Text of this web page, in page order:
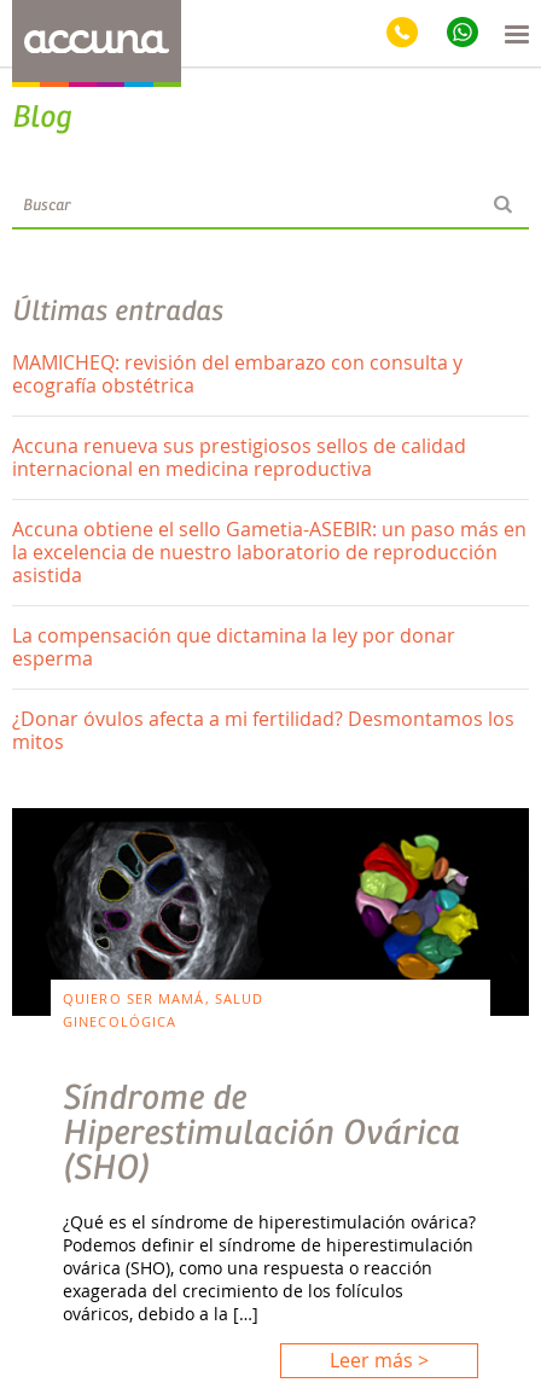
Blog
Últimas entradas
MAMICHEQ: revisión del embarazo con consulta y
ecografía obstétrica
Accuna renueva sus prestigiosos sellos de calidad
internacional en medicina reproductiva
Accuna obtiene el sello Gametia-ASEBIR: un paso más en
la excelencia de nuestro laboratorio de reproducción
asistida
La compensación que dictamina la ley por donar
esperma
¿Donar óvulos afecta a mi fertilidad? Desmontamos los
mitos
QUIERO SER MAMÁ, SALUD
GINECOLÓGICA
Síndrome de
Hiperestimulación Ovárica
(SHO)
¿Qué es el síndrome de hiperestimulación ovárica?
Podemos definir el síndrome de hiperestimulación
ovárica (SHO), como una respuesta o reacción
exagerada del crecimiento de los folículos
ováricos, debido a la […]
Leer más >